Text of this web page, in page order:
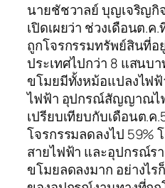
นายชัชวาลย์ บุญเจริญกิ
เปิดเผยว่า ช่วงเดือนต.
ถูกโจรกรรมทรัพย์สินที่
ประเทศไปกว่า 8 แสนบ
ขโมยมีทั้งหม้อแปลงไฟ
ไฟฟ้า อุปกรณ์สัญญาณไ
เปรียบเทียบกับเดือนต.
โจรกรรมลดลงไป 59%
สายไฟฟ้า และอุปกรณ์ร
ขโมยลดลงมาก อย่างไ